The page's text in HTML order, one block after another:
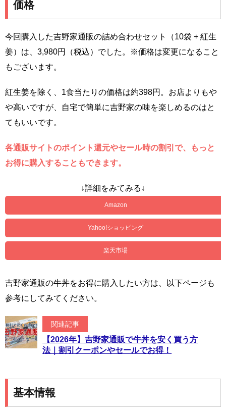
価格
今回購入した吉野家通販の詰め合わせセット（10袋 + 紅生
姜）は、3,980円（税込）でした。※価格は変更になること
もございます。
紅生姜を除く、1食当たりの価格は約398円。お店よりもや
や高いですが、自宅で簡単に吉野家の味を楽しめるのはと
てもいいです。
各通販サイトのポイント還元やセール時の割引で、もっと
お得に購入することもできます。
↓詳細をみてみる↓
Amazon
Yahoo!ショッピング
楽天市場
吉野家通販の牛丼をお得に購入したい方は、以下ページも
参考にしてみてください。
関連記事
【2026年】吉野家通販で牛丼を安く買う方
法｜割引クーポンやセールでお得！
基本情報